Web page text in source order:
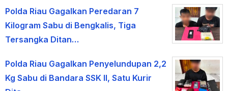
Polda Riau Gagalkan Peredaran 7
Kilogram Sabu di Bengkalis, Tiga
Tersangka Ditan…
Polda Riau Gagalkan Penyelundupan 2,2
Kg Sabu di Bandara SSK II, Satu Kurir